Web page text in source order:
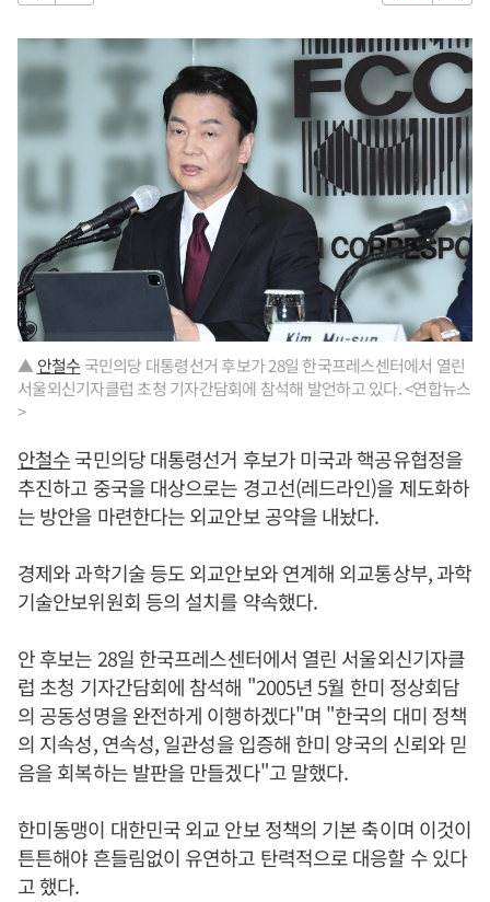
▲안철수 국민의당 대통령선거 후보가 28일 한국프레스센터에서 열린
서울외신기자클럽 초청 기자간담회에 참석해 발언하고 있다. <연합뉴스
>
안철수국민의당 대통령선거 후보가 미국과 핵공유협정을
추진하고 중국을 대상으로는 경고선(레드라인)을 제도화하
는 방안을 마련한다는 외교안보 공약을 내놨다.
경제와 과학기술 등도 외교안보와 연계해 외교통상부, 과학
기술안보위원회 등의 설치를 약속했다.
안 후보는 28일 한국프레스센터에서 열린 서울외신기자클
럽 초청 기자간담회에 참석해 "2005년 5월 한미 정상회담
의 공동성명을 완전하게 이행하겠다"며 "한국의 대미 정책
의 지속성, 연속성, 일관성을 입증해 한미 양국의 신뢰와 믿
음을 회복하는 발판을 만들겠다"고 말했다.
한미동맹이 대한민국 외교 안보 정책의 기본 축이며 이것이
튼튼해야 흔들림없이 유연하고 탄력적으로 대응할 수 있다
고 했다.